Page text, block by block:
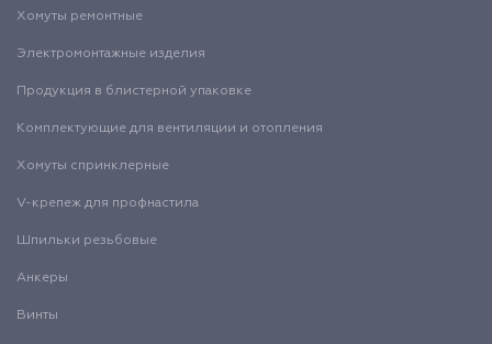
Хомуты ремонтные
Электромонтажные изделия
Продукция в блистерной упаковке
Комплектующие для вентиляции и отопления
Хомуты спринклерные
V-крепеж для профнастила
Шпильки резьбовые
Анкеры
Винты